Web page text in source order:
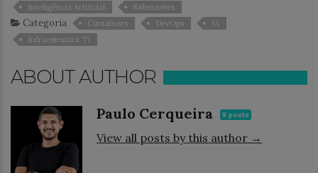
Inteligência Artificial
Kubernetes
Categoria Containers DevOps
IA
Infraestrutura TI
ABOUT AUTHOR
Paulo Cerqueira 8 posts
View all posts by this author →